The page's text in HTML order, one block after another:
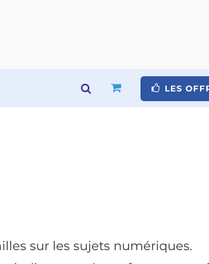
LES
sur les sujets numériques.